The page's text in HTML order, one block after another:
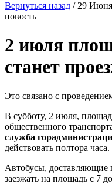
Вернуться назад / 29
новость
2 июля
станет
Это связано с
В субботу, 2 июля,
общественного
служба
действовать полтора часа.
Автобусы, доставляющие
заезжать на площадь с 7